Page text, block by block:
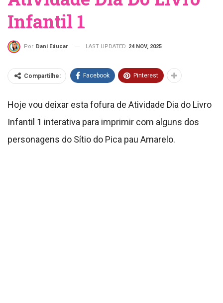
Infantil 1
Por Dani Educar LAST UPDATED 24 NOV, 2025
Compartilhe: Facebook Pinterest
Hoje vou deixar esta fofura de Atividade Dia do Livro
Infantil 1 interativa para imprimir com alguns dos
personagens do Sítio do Pica pau Amarelo.